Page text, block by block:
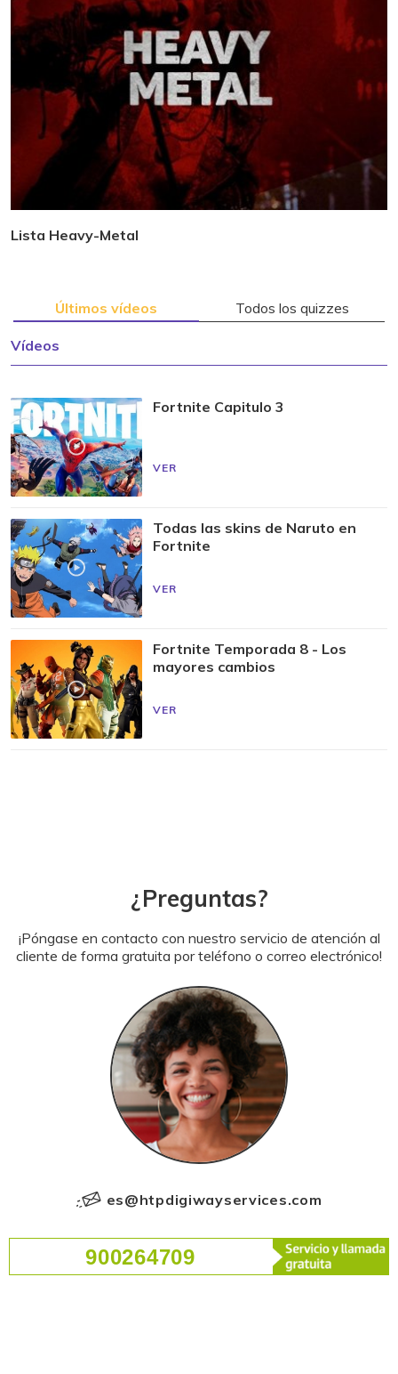
Lista Heavy-Metal
Últimos vídeos Todos los quizzes
Vídeos
Fortnite Capitulo 3
VER
Todas las skins de Naruto en
Fortnite
VER
Fortnite Temporada 8 - Los
mayores cambios
VER
¿Preguntas?
¡Póngase en contacto con nuestro servicio de atención al
cliente de forma gratuita por teléfono o correo electrónico!
es@htpdigiwayservices.com
900264709